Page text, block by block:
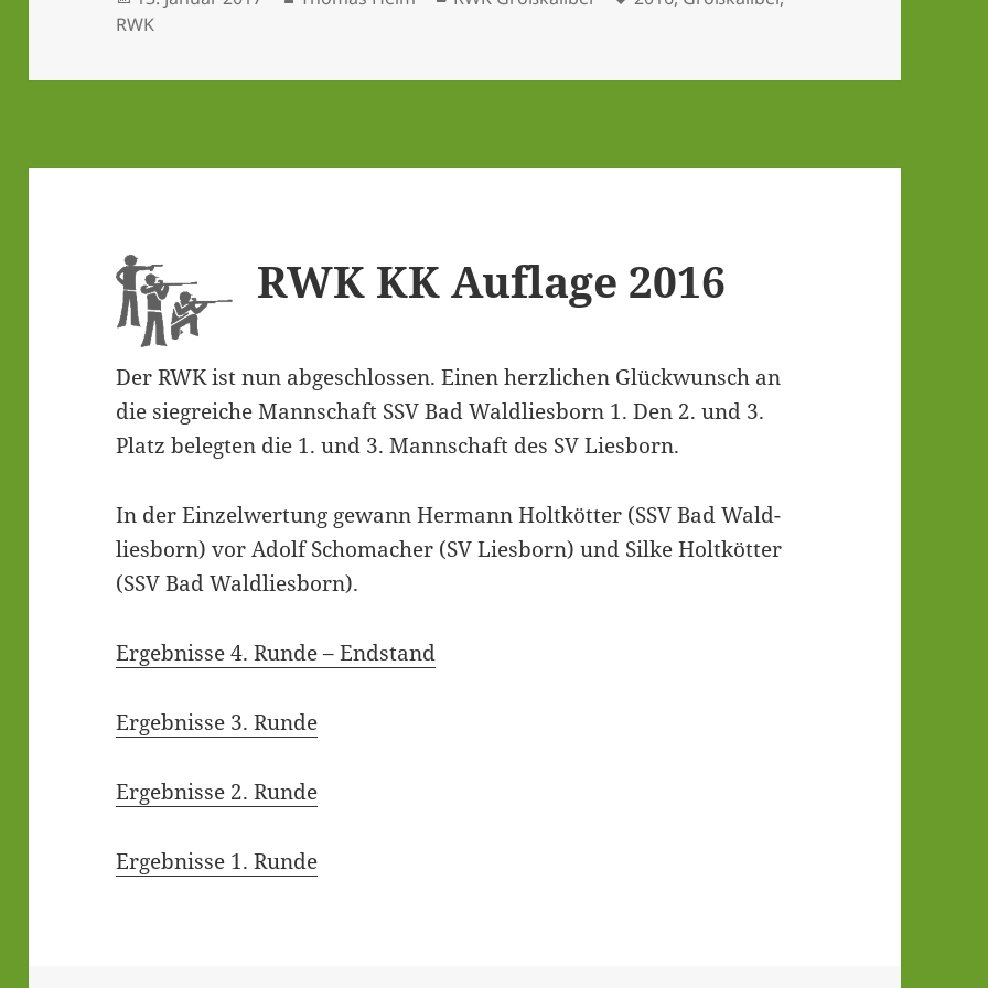
am
RWK
RWK KK Auf­la­ge 2016
Der RWK ist nun abge­schlos­sen. Einen herz­li­chen Glück­wunsch an
die sieg­rei­che Mann­schaft SSV Bad Wald­lies­born 1. Den 2. und 3.
Platz beleg­ten die 1. und 3. Mann­schaft des SV Liesborn.
In der Ein­zel­wer­tung gewann Her­mann Holt­köt­ter (SSV Bad Wald­
lies­born) vor Adolf Scho­ma­cher (SV Lies­born) und Sil­ke Holt­köt­ter
(SSV Bad Waldliesborn).
Ergeb­nis­se 4. Run­de – Endstand
Ergeb­nis­se 3. Runde
Ergeb­nis­se 2. Runde
Ergeb­nis­se 1. Runde